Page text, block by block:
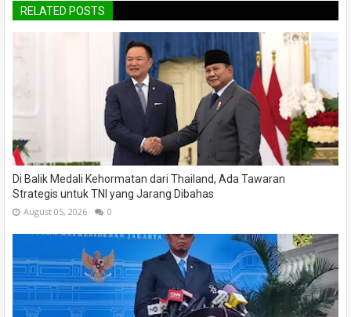
RELATED POSTS
Di Balik Medali Kehormatan dari Thailand, Ada Tawaran
Strategis untuk TNI yang Jarang Dibahas
August 05, 2026 0